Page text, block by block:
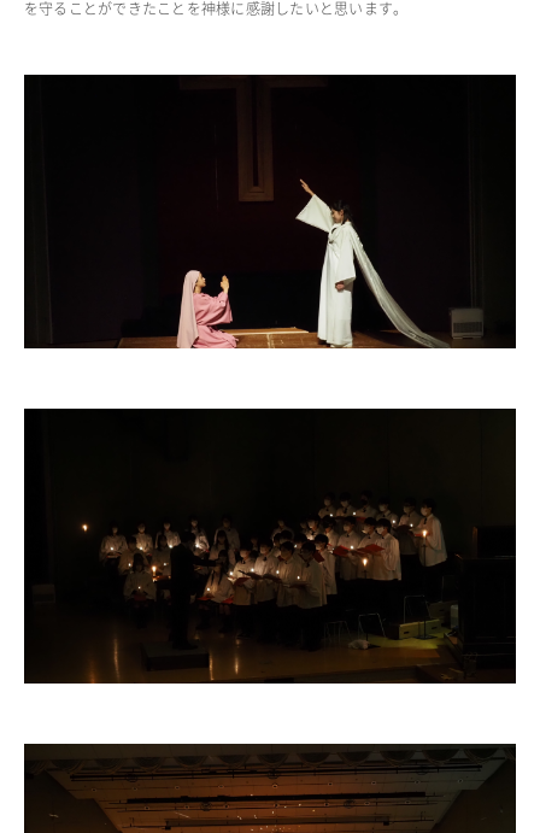
生徒の作品
入試問題
お問い合わせ
キャンパスマップ
ご支援をお考えの方へ
いじめ防止対策
ENGLISHページ
を守ることができたことを神様に感謝したいと思います。